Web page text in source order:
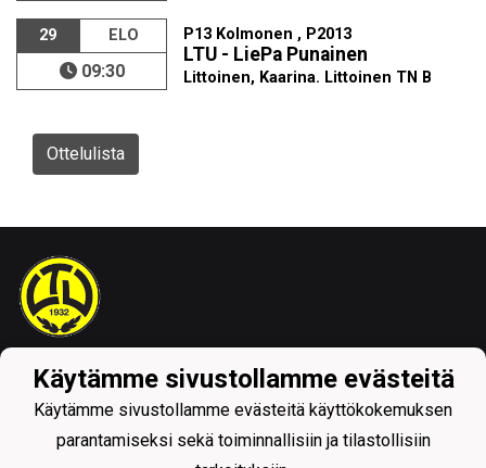
29 ELO
09:30
P13 Kolmonen , P2013
LTU - LiePa Punainen
Littoinen, Kaarina. Littoinen TN B
Ottelulista
Tietosuojaseloste
Käytämme sivustollamme evästeitä
Käytämme sivustollamme evästeitä käyttökokemuksen
parantamiseksi sekä toiminnallisiin ja tilastollisiin